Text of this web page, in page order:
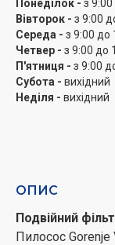
а коліщатка
При цьому м'які
пошкодити
зіткненнях.
трьома
спрямованості,
Понеділок - з
Вівторок - з 9:00
Середа - з 9:00 до
Четвер - з 9:00 до
П'ятниця - з 9:00
Субота - вихідний
Неділя - вихідний
ОПИС
Подвійний
Пилосос Gorenje